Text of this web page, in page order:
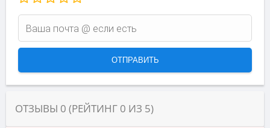
ОТЗЫВЫ 0 (РЕЙТИНГ 0 ИЗ 5)